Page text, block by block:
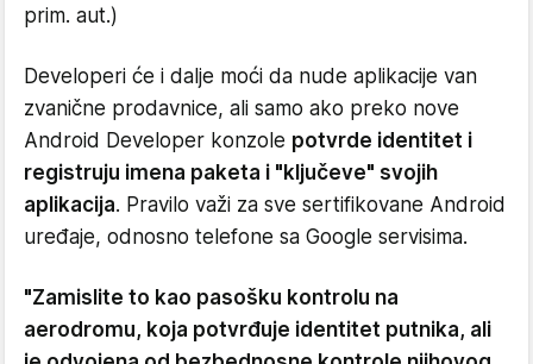
prim. aut.)
Developeri će i dalje moći da nude aplikacije van
zvanične prodavnice, ali samo ako preko nove
Android Developer konzole potvrde identitet i
registruju imena paketa i "ključeve" svojih
aplikacija. Pravilo važi za sve sertifikovane Android
uređaje, odnosno telefone sa Google servisima.
"Zamislite to kao pasošku kontrolu na
aerodromu, koja potvrđuje identitet putnika, ali